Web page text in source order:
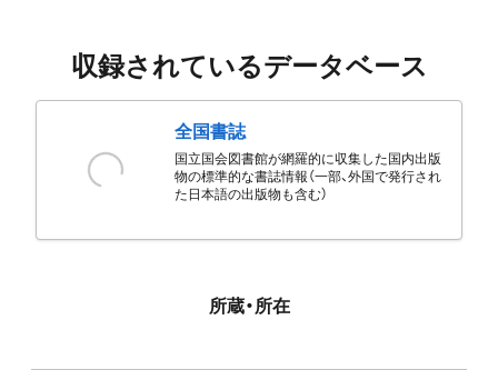
収録されているデータベース
全国書誌
国立国会図書館が網羅的に収集した国内出版
物の標準的な書誌情報（一部、外国で発行され
た日本語の出版物も含む）
所蔵・所在